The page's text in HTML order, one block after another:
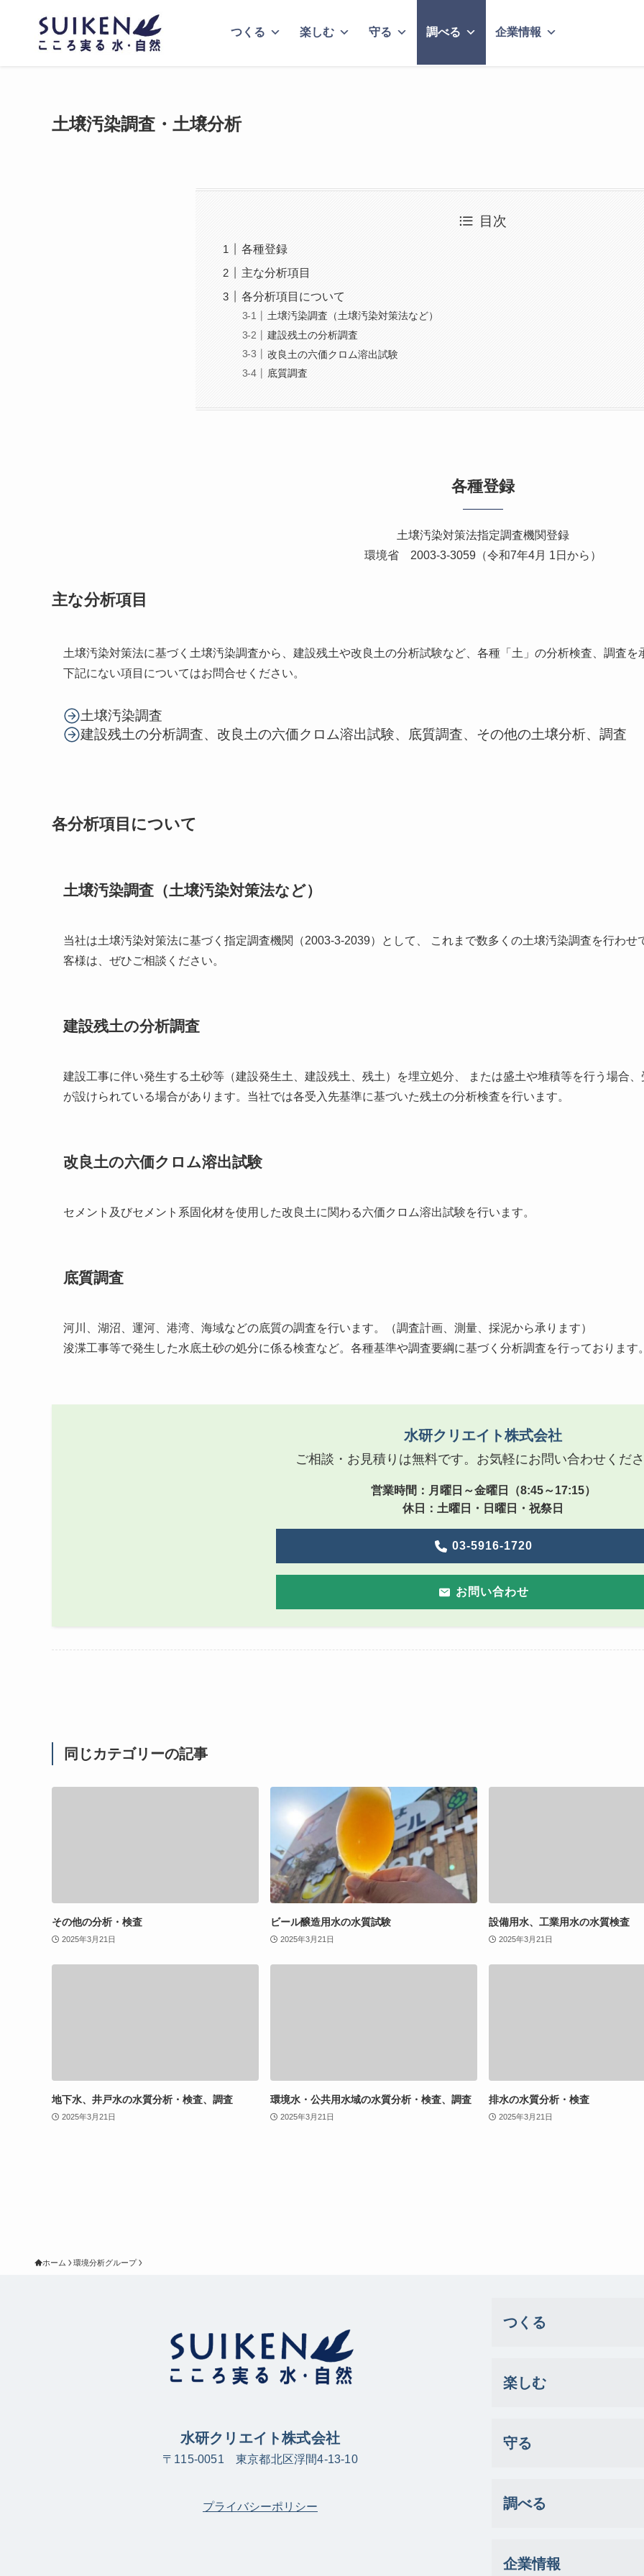
つくる 楽しむ 守る 調べる 企業情報
土壌汚染調査・土壌分析
目次
各種登録
主な分析項目
各分析項目について
土壌汚染調査（土壌汚染対策法など）
建設残土の分析調査
改良土の六価クロム溶出試験
底質調査
各種登録
土壌汚染対策法指定調査機関登録
環境省 2003-3-3059（令和7年4月 1日から）
主な分析項目
土壌汚染対策法に基づく土壌汚染調査から、建設残土や改良土の分析試験など、各種「土」の分析検査、調査を
下記にない項目についてはお問合せください。
土壌汚染調査
建設残土の分析調査、改良土の六価クロム溶出試験、底質調査、その他の土壌分析、調査
各分析項目について
土壌汚染調査（土壌汚染対策法など）
当社は土壌汚染対策法に基づく指定調査機関（2003-3-2039）として、 これまで数多くの土壌汚染調査を行わ
客様は、ぜひご相談ください。
建設残土の分析調査
建設工事に伴い発生する土砂等（建設発生土、建設残土、残土）を埋立処分、 または盛土や堆積等を行う場合
が設けられている場合があります。当社では各受入先基準に基づいた残土の分析検査を行います。
改良土の六価クロム溶出試験
セメント及びセメント系固化材を使用した改良土に関わる六価クロム溶出試験を行います。
底質調査
河川、湖沼、運河、港湾、海域などの底質の調査を行います。（調査計画、測量、採泥から承ります）
浚渫工事等で発生した水底土砂の処分に係る検査など。各種基準や調査要綱に基づく分析調査を行っております。
水研クリエイト株式会社
ご相談・お見積りは無料です。お気軽にお問い合わせくださ
営業時間：月曜日～金曜日（8:45～17:15）
休日：土曜日・日曜日・祝祭日
03-5916-1720
お問い合わせ
同じカテゴリーの記事
その他の分析・検査
2025年3月21日
ビール醸造用水の水質試験
2025年3月21日
設備用水、工業用水の水質検査
2025年3月21日
地下水、井戸水の水質分析・検査、調査
2025年3月21日
環境水・公共用水域の水質分析・検査、調査
2025年3月21日
排水の水質分析・検査
2025年3月21日
ホーム 環境分析グループ
水研クリエイト株式会社
〒115-0051 東京都北区浮間4-13-10
プライバシーポリシー
つくる
楽しむ
守る
調べる
企業情報